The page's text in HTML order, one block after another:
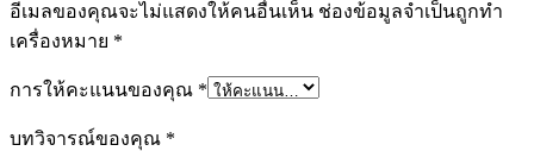
อีเมลของคุณจะไม่แสดงให้คนอื่นเห็น ช่องข้อมูลจำเป็นถูกทำ
เครื่องหมาย *
การให้คะแนนของคุณ *
บทวิจารณ์ของคุณ *